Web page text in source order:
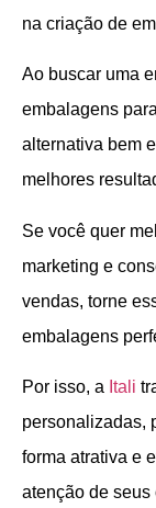
na criação de
Ao buscar uma
embalagens
alternativa bem
melhores
Se você quer
marketing e
vendas, torne
embalagens
Por isso, a Itali
personalizadas,
forma atrativa e
atenção de seus